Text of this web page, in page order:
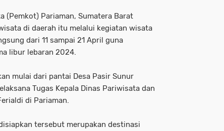
(Pemkot) Pariaman, Sumatera Barat
di daerah itu melalui kegiatan wisata
dari 11 sampai 21 April guna
libur lebaran 2024.
mulai dari pantai Desa Pasir Sunur
Tugas Kepala Dinas Pariwisata dan
di Pariaman.
tersebut merupakan destinasi